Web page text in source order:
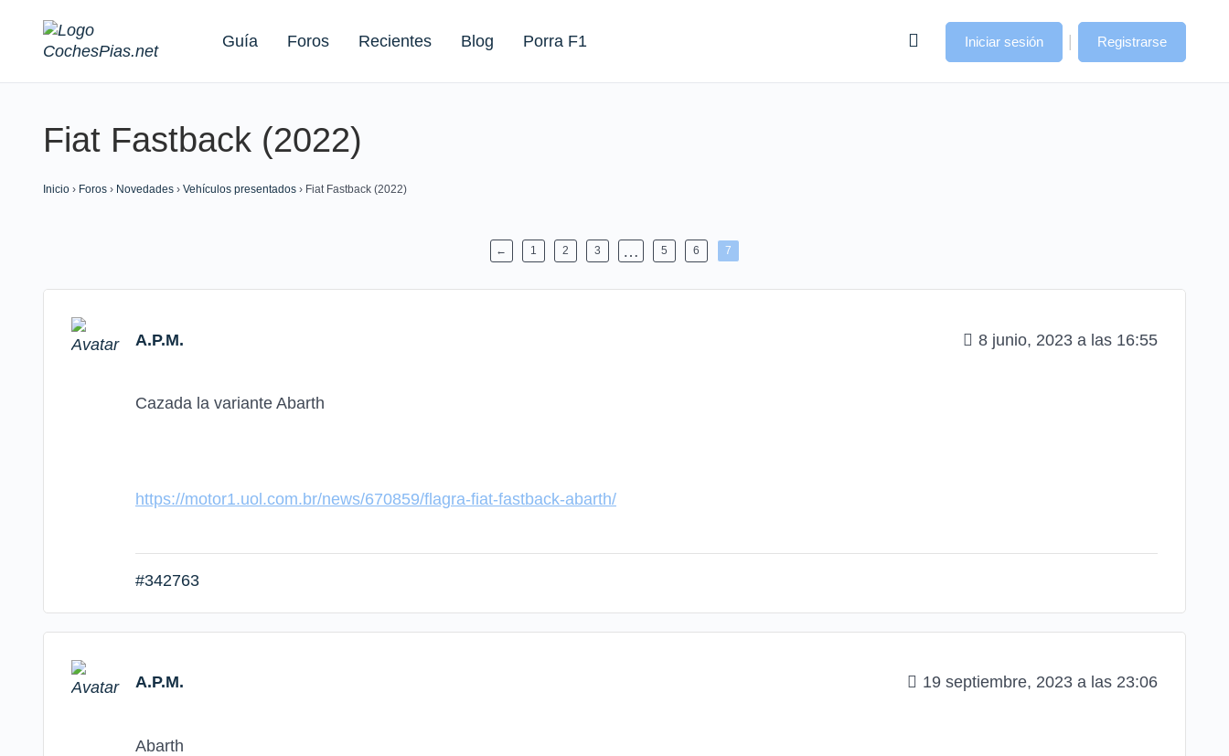
Guía Foros Recientes Blog Porra F1
Buscar:
Iniciar sesión | Registrarse
Fiat Fastback (2022)
Inicio › Foros › Novedades › Vehículos presentados › Fiat Fastback (2022)
← 1 2 3 … 5 6 7
A.P.M. 8 junio, 2023 a las 16:55
Cazada la variante Abarth
https://motor1.uol.com.br/news/670859/flagra-fiat-fastback-abarth/
#342763
A.P.M. 19 septiembre, 2023 a las 23:06
Abarth